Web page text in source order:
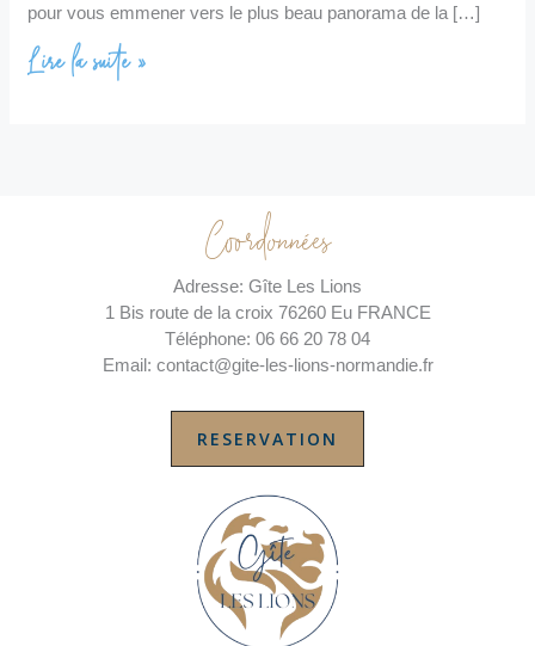
pour vous emmener vers le plus beau panorama de la […]
Lire la suite »
Coordonnées
Adresse: Gîte Les Lions
1 Bis route de la croix 76260 Eu FRANCE
Téléphone: 06 66 20 78 04
Email: contact@gite-les-lions-normandie.fr
RESERVATION